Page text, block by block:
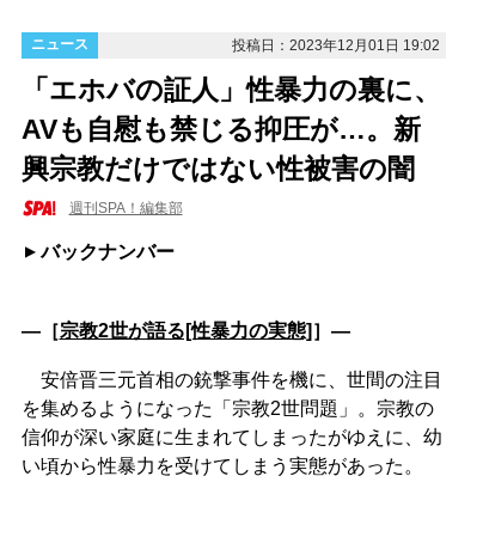
ニュース 投稿日：2023年12月01日 19:02
「エホバの証人」性暴力の裏に、
AVも自慰も禁じる抑圧が…。新
興宗教だけではない性被害の闇
週刊SPA！編集部
バックナンバー
―［宗教2世が語る[性暴力の実態] ］―
安倍晋三元首相の銃撃事件を機に、世間の注目
を集めるようになった「宗教2世問題」。宗教の
信仰が深い家庭に生まれてしまったがゆえに、幼
い頃から性暴力を受けてしまう実態があった。